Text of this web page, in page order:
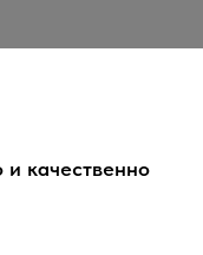
и качественно